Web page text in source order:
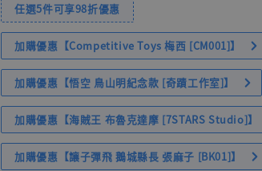
任選5件可享98折優惠
加購優惠【Competitive Toys 梅西 [CM001]】
加購優惠【悟空 鳥山明紀念款 [奇蹟工作室]】
加購優惠【海賊王 布魯克達摩 [7STARS Studio]】
加購優惠【讓子彈飛 鵝城縣長 張麻子 [BK01]】